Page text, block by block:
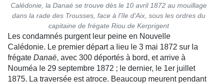
Calédonie, la Danaé se trouve dès le 10 avril 1872 au mouillage
dans la rade des Trousses, face à l'île d'Aix, sous les ordres du
capitaine de frégate Riou de Kerprigent
Les condamnés purgent leur peine en Nouvelle
Calédonie. Le premier départ a lieu le 3 mai 1872 sur la
frégate Danaë, avec 300 déportés à bord, et arrive à
Nouméa le 29 septembre 1872 ; le dernier, le 1er juillet
1875. La traversée est atroce. Beaucoup meurent pendant